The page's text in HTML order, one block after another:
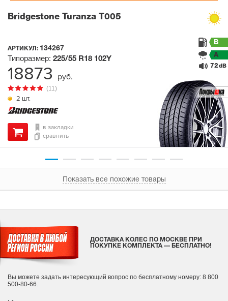
Bridgestone Turanza T005
АРТИКУЛ: 134267
2 шт.
(11)
Типоразмер: 225/55 R18 102Y
B
A
72 dB
в закладки
сравнить
18873 руб.
Показать все похожие товары
ДОСТАВКА КОЛЕС ПО МОСКВЕ ПРИ
ПОКУПКЕ КОМПЛЕКТА — БЕСПЛАТНО!
Вы можете задать интересующий вопрос по бесплатному номеру: 8 800
500-80-66.